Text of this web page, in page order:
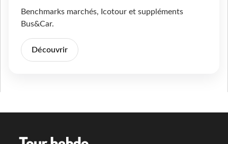
Benchmarks marchés, Icotour et suppléments
Bus&Car.
Découvrir